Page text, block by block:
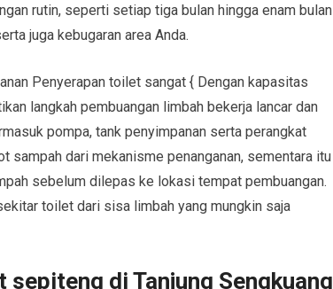
rutin, seperti setiap tiga bulan hingga enam bulan
juga kebugaran area Anda.
Penyerapan toilet sangat { Dengan kapasitas
langkah pembuangan limbah bekerja lancar dan
pompa, tank penyimpanan serta perangkat
sampah dari mekanisme penanganan, sementara itu
sebelum dilepas ke lokasi tempat pembuangan.
toilet dari sisa limbah yang mungkin saja
di Tanjung Sengkuang